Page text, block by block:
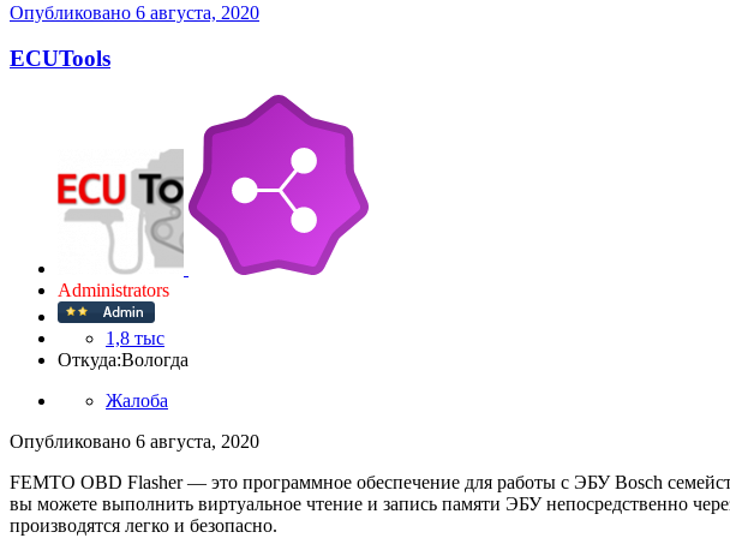
Опубликовано 6 августа, 2020
ECUTools
Administrators
1,8 тыс
Откуда:Вологда
Жалоба
Опубликовано 6 августа, 2020
FEMTO OBD Flasher — это программное обеспечение для работы с ЭБУ Bosch
вы можете выполнить виртуальное чтение и запись памяти ЭБУ непосредственно
производятся легко и безопасно.